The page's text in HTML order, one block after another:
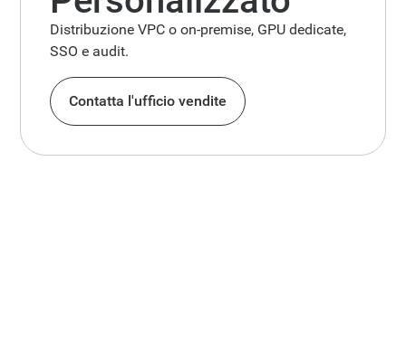
Distribuzione VPC o on-premise, GPU dedicate,
SSO e audit.
Contatta l'ufficio vendite